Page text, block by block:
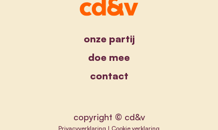
onze partij
doe mee
contact
copyright © cd&v
Privacyverklaring | Cookie verklaring